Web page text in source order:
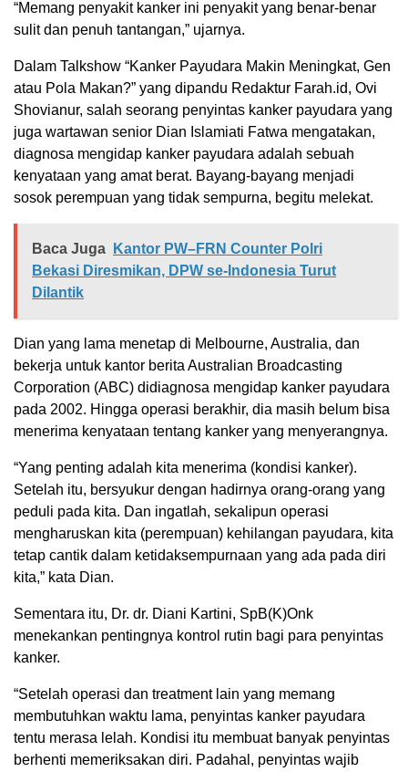
“Memang penyakit kanker ini penyakit yang benar-benar
sulit dan penuh tantangan,” ujarnya.
Dalam Talkshow “Kanker Payudara Makin Meningkat, Gen
atau Pola Makan?” yang dipandu Redaktur Farah.id, Ovi
Shovianur, salah seorang penyintas kanker payudara yang
juga wartawan senior Dian Islamiati Fatwa mengatakan,
diagnosa mengidap kanker payudara adalah sebuah
kenyataan yang amat berat. Bayang-bayang menjadi
sosok perempuan yang tidak sempurna, begitu melekat.
Baca Juga
Kantor PW–FRN Counter Polri
Bekasi Diresmikan, DPW se-Indonesia Turut
Dilantik
Dian yang lama menetap di Melbourne, Australia, dan
bekerja untuk kantor berita Australian Broadcasting
Corporation (ABC) didiagnosa mengidap kanker payudara
pada 2002. Hingga operasi berakhir, dia masih belum bisa
menerima kenyataan tentang kanker yang menyerangnya.
“Yang penting adalah kita menerima (kondisi kanker).
Setelah itu, bersyukur dengan hadirnya orang-orang yang
peduli pada kita. Dan ingatlah, sekalipun operasi
mengharuskan kita (perempuan) kehilangan payudara, kita
tetap cantik dalam ketidaksempurnaan yang ada pada diri
kita,” kata Dian.
Sementara itu, Dr. dr. Diani Kartini, SpB(K)Onk
menekankan pentingnya kontrol rutin bagi para penyintas
kanker.
“Setelah operasi dan treatment lain yang memang
membutuhkan waktu lama, penyintas kanker payudara
tentu merasa lelah. Kondisi itu membuat banyak penyintas
berhenti memeriksakan diri. Padahal, penyintas wajib